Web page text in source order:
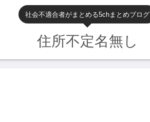
社会不適合者がまとめる5chまとめブログ
住所不定名無し